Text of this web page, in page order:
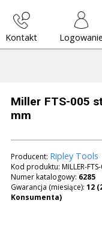
Kontakt Logowanie
Miller FTS-005
mm
Producent: Ripley Tools
Kod produktu:MILLER-
Numer katalogowy: 6285
Gwarancja (miesiące):